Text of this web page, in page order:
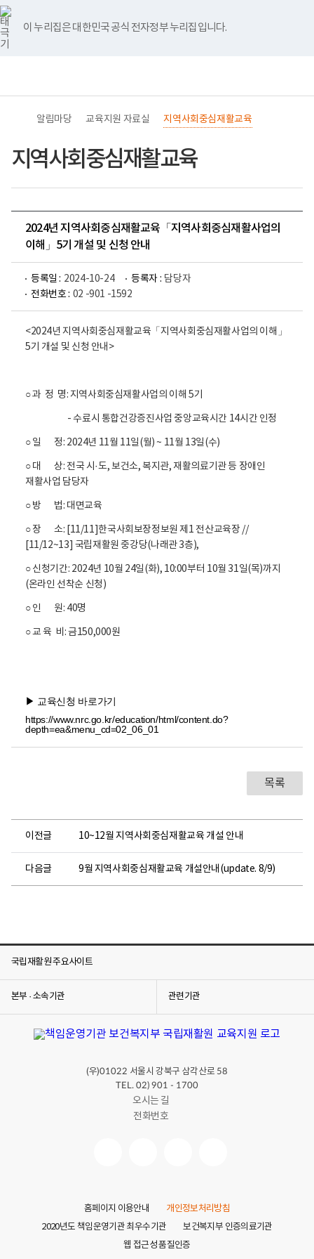
바
로
가
기
메
너
비
767px
이
하
이 누리집은 대한민국 공식 전자정부 누리집입니다.
영
검
메
홈
알림마당 교육지원 자료실 지역사회중심재활교육
지역사회중심재활교육
2024년 지역사회중심재활교육「지역사회중심재활사업의
이해」5기 개설 및 신청 안내
등록일 : 2024-10-24 등록자 : 담당자
전화번호 : 02 -901 -1592
<2024년 지역사회중심재활교육「지역사회중심재활사업의 이해」
5기 개설 및 신청 안내>
○ 과 정 명: 지역사회중심재활사업의 이해 5기
- 수료시 통합건강증진사업 중앙교육시간 14시간 인정
○ 일 정: 2024년 11월 11일(월) ~ 11월 13일(수)
○ 대 상: 전국 시·도, 보건소, 복지관, 재활의료기관 등 장애인
재활사업 담당자
○ 방 법: 대면교육
○ 장 소: [11/11]한국사회보장정보원 제1 전산교육장 //
[11/12~13] 국립재활원 중강당(나래관 3층),
○ 신청기간: 2024년 10월 24일(화), 10:00부터 10월 31일(목)까지
(온라인 선착순 신청)
○ 인 원: 40명
○ 교 육 비: 금150,000원
▶ 교육신청 바로가기
https://www.nrc.go.kr/education/html/content.do?
depth=ea&menu_cd=02_06_01
목록
이전글 10~12월 지역사회중심재활교육 개설 안내
다음글 9월 지역사회중심재활교육 개설안내(update. 8/9)
국립재활원 주요사이트
본부 · 소속기관 관련기관
(우)01022 서울시 강북구 삼각산로 58
TEL. 02) 901 - 1700
오시는 길
전화번호
유
튜
브
블
로
그
인
스
타
그
램
페
이
스
북
홈페이지 이용안내
개인정보처리방침
2020년도 책임운영기관 최우수기관
보건복지부 인증의료기관
웹 접근성 품질인증